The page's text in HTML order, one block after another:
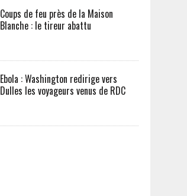
Coups de feu près de la Maison
Blanche : le tireur abattu
Ebola : Washington redirige vers
Dulles les voyageurs venus de RDC